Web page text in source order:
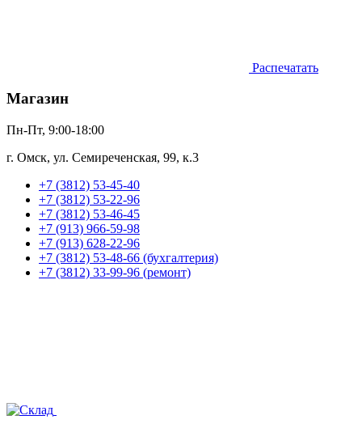
Распечатать
Магазин
Пн-Пт, 9:00-18:00
г. Омск, ул. Семиреченская, 99, к.3
+7 (3812) 53-45-40
+7 (3812) 53-22-96
+7 (3812) 53-46-45
+7 (913) 966-59-98
+7 (913) 628-22-96
+7 (3812) 53-48-66 (бухгалтерия)
+7 (3812) 33-99-96 (ремонт)